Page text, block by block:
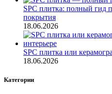
SPC плитка: полный гид
покрытия
18.06.2026
SPC плитка или
18.06.2026
Категории